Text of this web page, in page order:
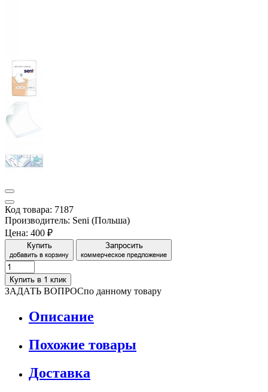
Код товара: 7187
Производитель: Seni (Польша)
Цена: 400 ₽
Купить
добавить в корзину
Запросить
коммерческое предложение
Купить в 1 клик
ЗАДАТЬ ВОПРОСпо данному товару
Описание
Похожие товары
Доставка